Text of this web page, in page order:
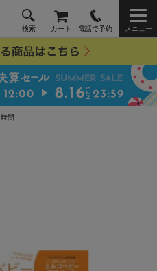
検索 カート 電話で予約 メニュー
間